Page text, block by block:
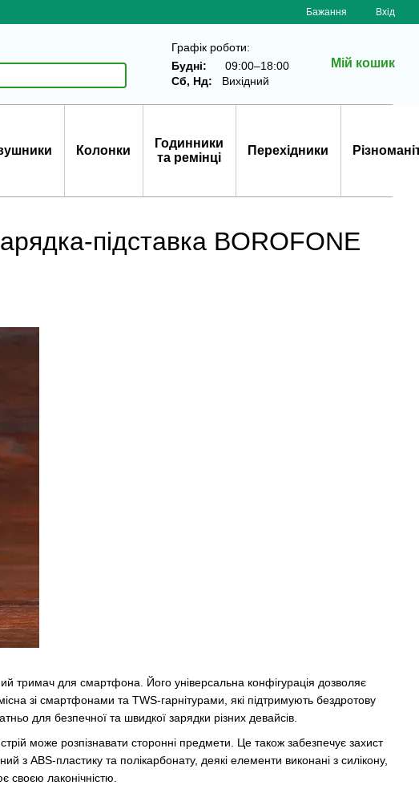
Бажання Вхід
Графік роботи:
Будні:
09:00–18:00
Сб, Нд:
Вихідний
Мій кошик
Колонки
Годинники
та ремінці
Перехідники
підставка BOROFONE
тримач для смартфона. Його універсальна конфігурація дозволяє
зі смартфонами та TWS-гарнітурами, які підтримують бездротову
для безпечної та швидкої зарядки різних девайсів.
може розпізнавати сторонні предмети. Це також забезпечує захист
з ABS-пластику та полікарбонату, деякі елементи виконані з силікону,
своєю лаконічністю.